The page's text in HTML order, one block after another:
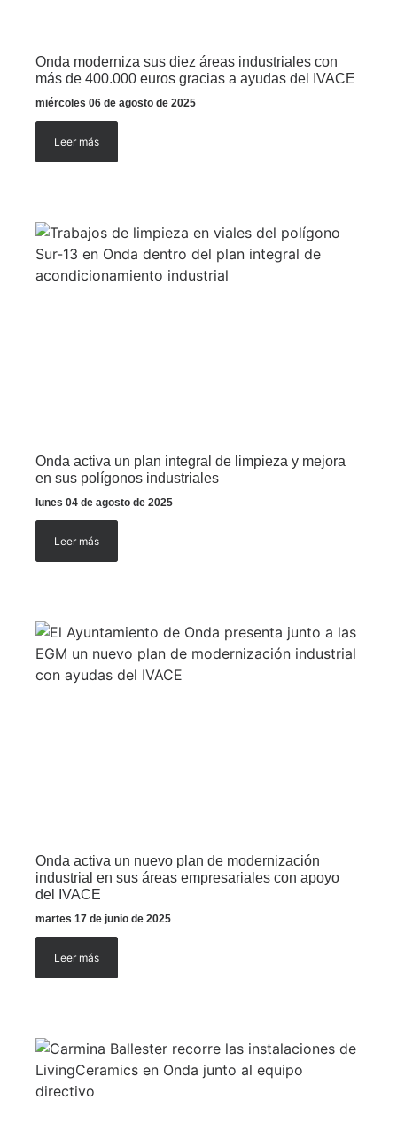
Onda moderniza sus diez áreas industriales con
más de 400.000 euros gracias a ayudas del IVACE
miércoles 06 de agosto de 2025
Leer más
Onda activa un plan integral de limpieza y mejora
en sus polígonos industriales
lunes 04 de agosto de 2025
Leer más
Onda activa un nuevo plan de modernización
industrial en sus áreas empresariales con apoyo
del IVACE
martes 17 de junio de 2025
Leer más